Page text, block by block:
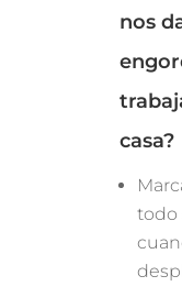
nos
casa?
todo